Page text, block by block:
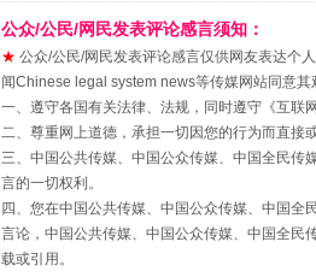
受贿1.44亿！段成刚被判无期
公众/公民/网民发表评论感言须知：
★ 公众/公民/网民发表评论感言仅供网友表达个
闻Chinese legal system news等传媒网站同意其
一、遵守各国有关法律、法规，同时遵守《互联
二、尊重网上道德，承担一切因您的行为而直接
三、中国公共传媒、中国公众传媒、中国全民
言的一切权利。
四、您在中国公共传媒、中国公众传媒、中国
言论，中国公共传媒、中国公众传媒、中国全
载或引用。